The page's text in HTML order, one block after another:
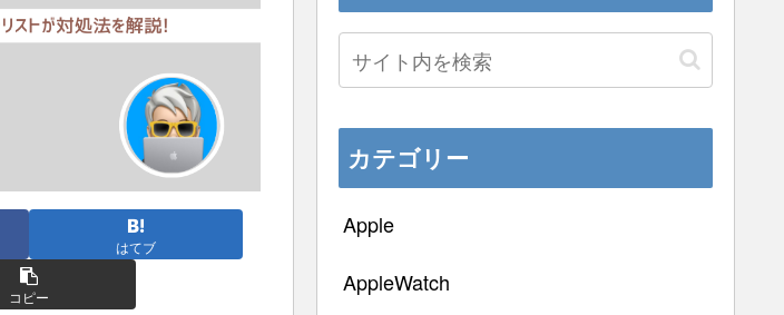
はてブ
コピー
カテゴリー
Apple
AppleWatch